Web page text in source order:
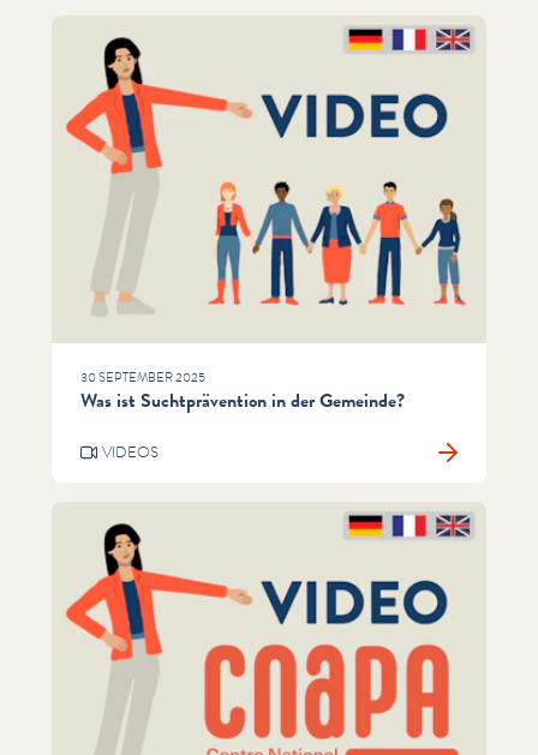
30 SEPTEMBER 2025
Was ist Suchtprävention in der Gemeinde?
VIDEOS